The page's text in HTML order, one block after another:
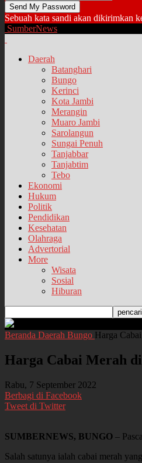
Sebuah kata sandi akan dikirimkan
SumberNews
Daerah
Batanghari
Bungo
Kerinci
Kota Jambi
Merangin
Muaro Jambi
Sarolangun
Sungai Penuh
Tanjabbar
Tanjabtim
Tebo
Ekonomi
Hukum
Politik
Pendidikan
Kesehatan
Olahraga
Advertorial
More
Wisata
Sosial
Hiburan
Beranda Daerah Bungo Harga
Harga Cabai Merah
Rabu, 7 September 2022
Berbagi di Facebook
Tweet di Twitter
SUMBERNEWS, BUNGO –
Salah satunya ialah cabai merah